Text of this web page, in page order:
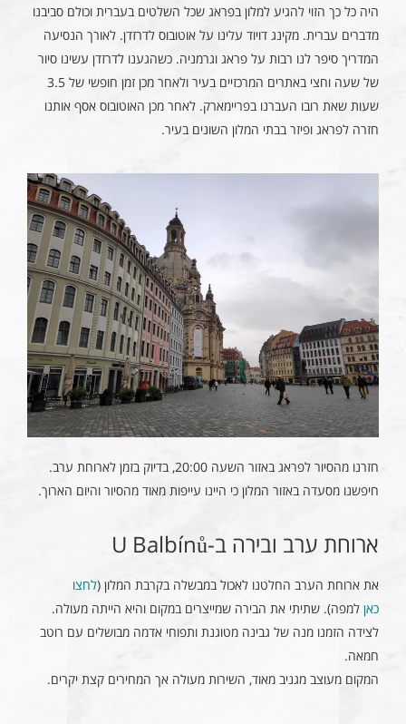
היה כל כך הזוי להגיע למלון בפראג שכל השלטים בעברית וכולם סביבנו
מדברים עברית. מקינג דויוד עלינו על אוטובוס לדרזדן. לאורך הנסיעה
המדריך סיפר לנו רבות על פראג וגרמניה. כשהגענו לדרזדן עשינו סיור
של שעה וחצי באתרים המרכזיים בעיר ולאחר מכן זמן חופשי של 3.5
שעות שאת רובו העברנו בפריימארק. לאחר מכן האוטובוס אסף אותנו
חזרה לפראג ופיזר בבתי המלון השונים בעיר.
חזרנו מהסיור לפראג באזור השעה 20:00, בדיוק בזמן לארוחת ערב.
חיפשנו מסעדה באזור המלון כי היינו עייפות מאוד מהסיור והיום הארוך.
ארוחת ערב ובירה ב-U Balbínů
את ארוחת הערב החלטנו לאכול במבשלה בקרבת המלון (לחצו
כאן למפה). שתיתי את הבירה שמייצרים במקום והיא הייתה מעולה.
לצידה הזמנו מנה של גבינה מטוגנת ותפוחי אדמה מבושלים עם רוטב
חמאה.
המקום מעוצב מגניב מאוד, השירות מעולה אך המחירים קצת יקרים.